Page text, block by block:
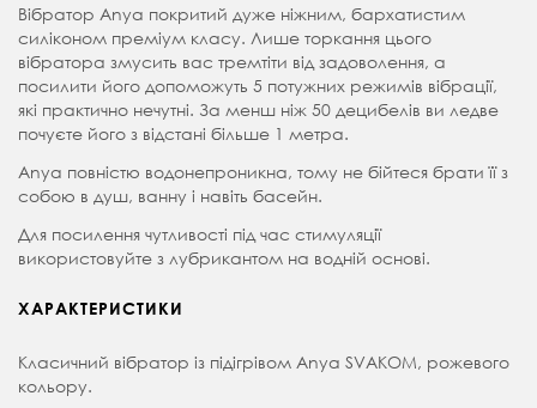
Вібратор Anya покритий дуже ніжним, бархатистим
силіконом преміум класу. Лише торкання цього
вібратора змусить вас тремтіти від задоволення, а
посилити його допоможуть 5 потужних режимів вібрації,
які практично нечутні. За менш ніж 50 децибелів ви ледве
почуєте його з відстані більше 1 метра.
Anya повністю водонепроникна, тому не бійтеся брати її з
собою в душ, ванну і навіть басейн.
Для посилення чутливості під час стимуляції
використовуйте з лубрикантом на водній основі.
ХАРАКТЕРИСТИКИ
Класичний вібратор із підігрівом Anya SVAKOM, рожевого
кольору.